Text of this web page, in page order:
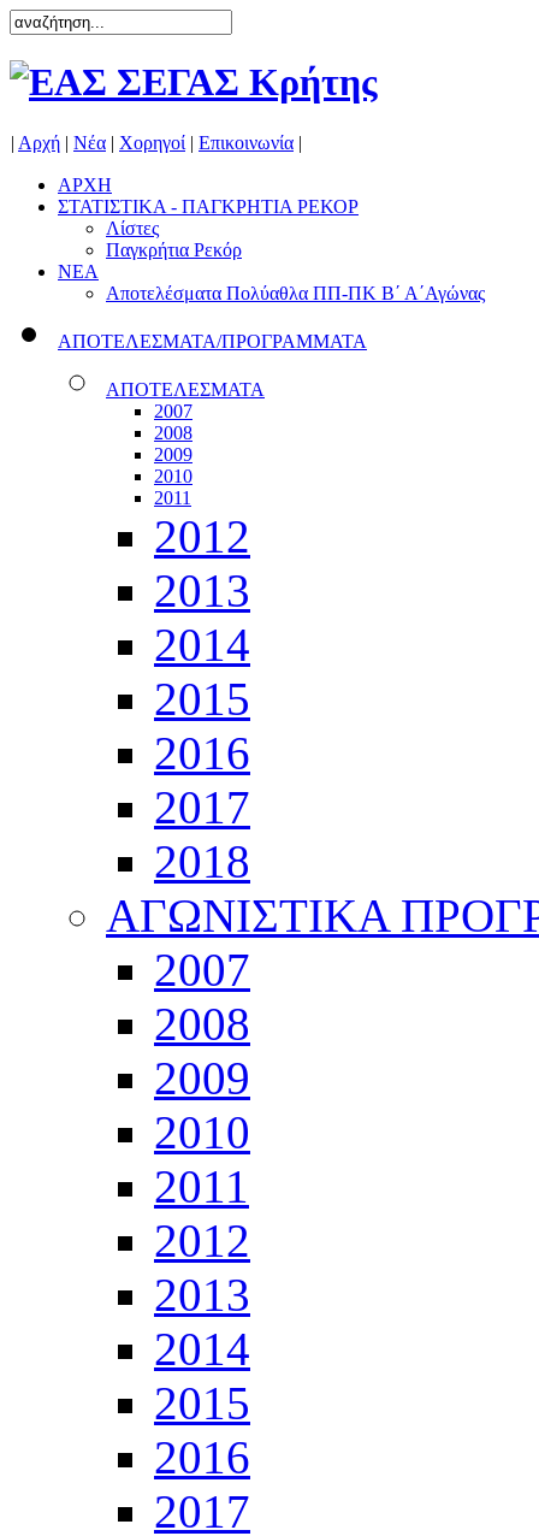
| Αρχή | Νέα | Χορηγοί | Επικοινωνία |
ΑΡΧΗ
ΣΤΑΤΙΣΤΙΚΑ - ΠΑΓΚΡΗΤΙΑ ΡΕΚΟΡ
Λίστες
Παγκρήτια Ρεκόρ
ΝΕΑ
Αποτελέσματα Πολύαθλα ΠΠ-ΠΚ Β΄ Α΄Αγώνας
ΑΠΟΤΕΛΕΣΜΑΤΑ/ΠΡΟΓΡΑΜΜΑΤΑ
ΑΠΟΤΕΛΕΣΜΑΤΑ
2007
2008
2009
2010
2011
2012
2013
2014
2015
2016
2017
2018
ΑΓΩΝΙΣΤΙΚΑ
2007
2008
2009
2010
2011
2012
2013
2014
2015
2016
2017